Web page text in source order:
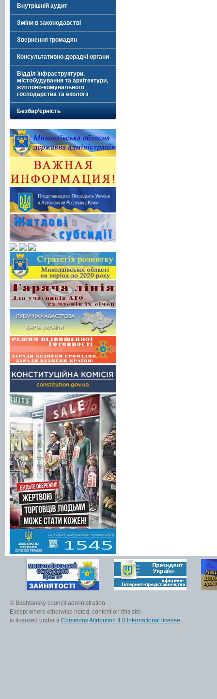
Внутрішній аудит
Зміни в законодавстві
Звернення громадян
Консультативно-дорадчі органи
Відділ інфраструктури,
містобудування та архітектури,
житлово-комунального
господарства та екології
Безбар’єрність
© Bashtansky council administration
Except where otherwise noted, content on this site
is licensed under a Commons Attribution 4.0 International license